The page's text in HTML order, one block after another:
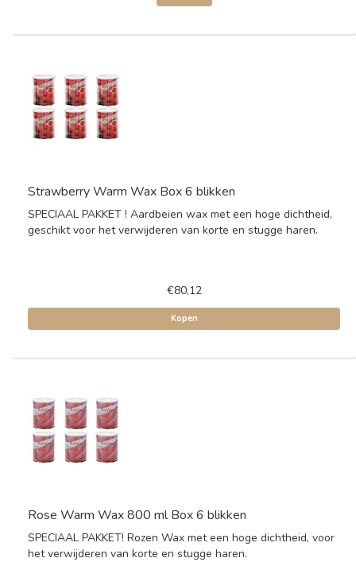
Strawberry Warm Wax Box 6 blikken
SPECIAAL PAKKET ! Aardbeien wax met een hoge dichtheid,
geschikt voor het verwijderen van korte en stugge haren.
€80,12
Kopen
Rose Warm Wax 800 ml Box 6 blikken
SPECIAAL PAKKET! Rozen Wax met een hoge dichtheid, voor
het verwijderen van korte en stugge haren.